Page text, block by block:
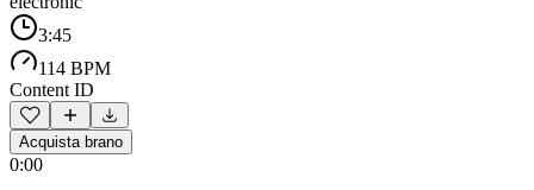
3:45
114 BPM
Content ID
Acquista brano
0:00